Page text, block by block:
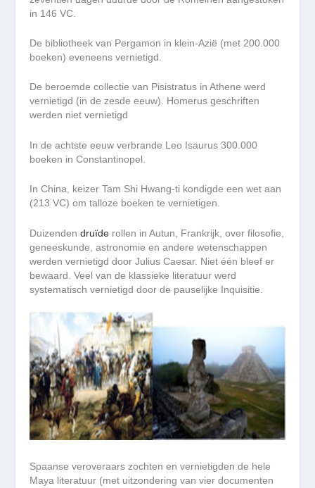
in 146 VC.
De bibliotheek van Pergamon in klein-Azië (met 200.000
boeken) eveneens vernietigd.
De beroemde collectie van Pisistratus in Athene werd
vernietigd (in de zesde eeuw). Homerus geschriften
werden niet vernietigd
In de achtste eeuw verbrande Leo Isaurus 300.000
boeken in Constantinopel.
In China, keizer Tam Shi Hwang-ti kondigde een wet aan
(213 VC) om talloze boeken te vernietigen.
Duizendendruïde rollen in Autun, Frankrijk, over filosofie,
geneeskunde, astronomie en andere wetenschappen
werden vernietigd door Julius Caesar. Niet één bleef er
bewaard. Veel van de klassieke literatuur werd
systematisch vernietigd door de pauselijke Inquisitie.
Spaanse veroveraars zochten en vernietigden de hele
Maya literatuur (met uitzondering van vier documenten